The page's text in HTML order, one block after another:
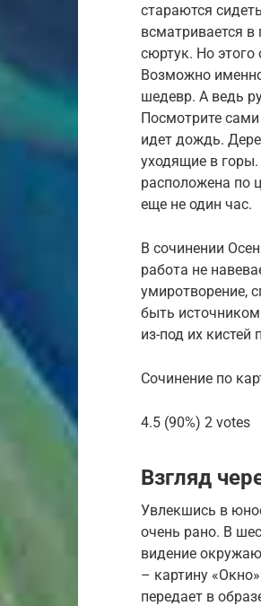
стараются
всматривается в
сюртук. Но этого
Возможно
шедевр. А ведь
Посмотрите
идет дождь.
уходящие в
расположена по
еще не один час.
В сочинении
работа не
умиротворение,
быть
из-под их
Сочинение по
4.5 (90%) 2 votes
Взгляд
Увлекшись в
очень рано. В
видение
– картину
передает в